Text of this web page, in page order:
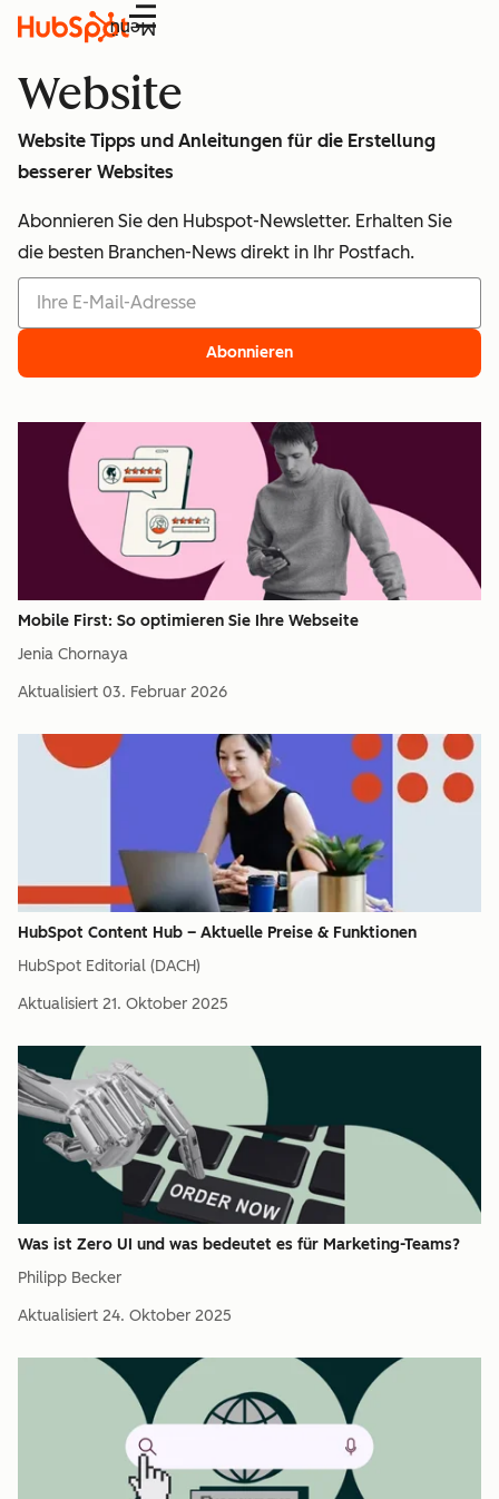
Menü
Website
Website Tipps und Anleitungen für die Erstellung
besserer Websites
Abonnieren Sie den Hubspot-Newsletter. Erhalten Sie
die besten Branchen-News direkt in Ihr Postfach.
Abonnieren
Mobile First: So optimieren Sie Ihre Webseite
Jenia Chornaya
Aktualisiert 03. Februar 2026
HubSpot Content Hub – Aktuelle Preise & Funktionen
HubSpot Editorial (DACH)
Aktualisiert 21. Oktober 2025
Was ist Zero UI und was bedeutet es für Marketing-Teams?
Philipp Becker
Aktualisiert 24. Oktober 2025